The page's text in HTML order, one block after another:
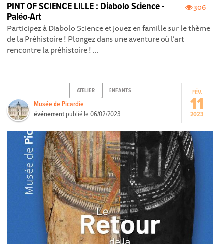
306
PINT OF SCIENCE LILLE : Diabolo Science -
Paléo-Art
Participez à Diabolo Science et jouez en famille sur le thème
de la Préhistoire ! Plongez dans une aventure où l’art
rencontre la préhistoire ! ...
ATELIER ENFANTS
Musée de Picardie
événement publié le06/02/2023
FÉV.
11
2023